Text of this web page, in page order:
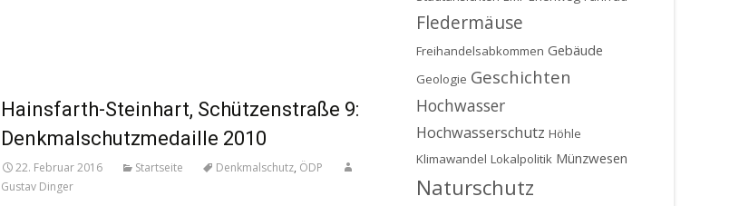
Hainsfarth-Steinhart, Schützenstraße 9:
Denkmalschutzmedaille 2010
22. Februar 2016 Startseite Denkmalschutz, ÖDP
Gustav Dinger
Fledermäuse
Freihandelsabkommen Gebäude
Geologie Geschichten
Hochwasser
Hochwasserschutz Höhle
Klimawandel Lokalpolitik Münzwesen
Naturschutz